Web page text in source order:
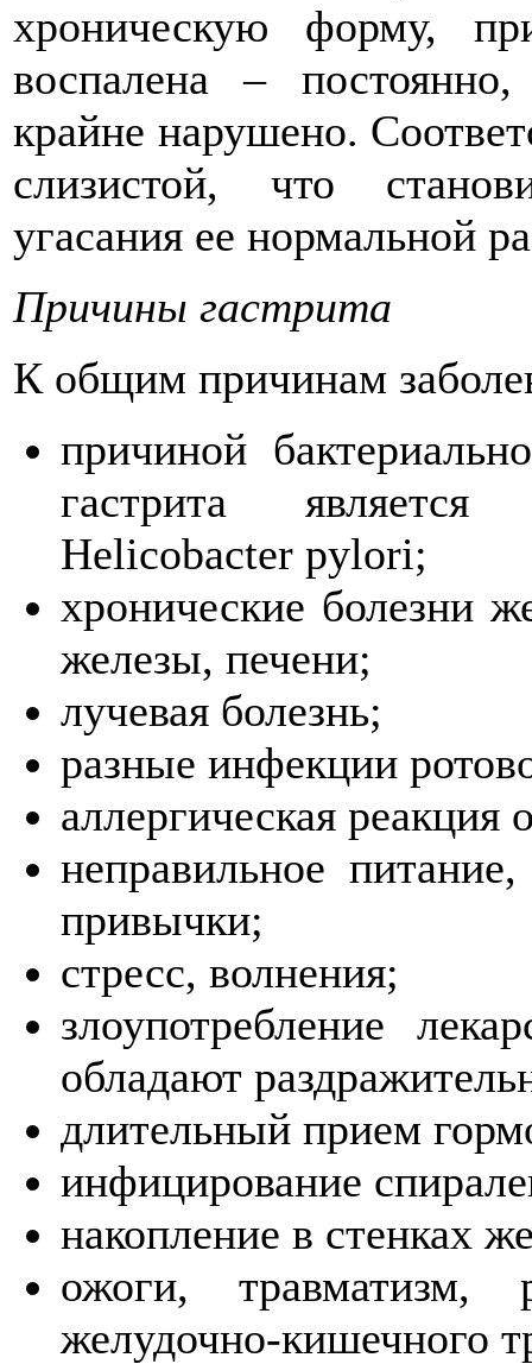
хроническую форму,
воспалена –
крайне нарушено.
слизистой, что
угасания ее нормальной
Причины гастрита
К общим причинам
причиной
гастрита является
Helicobacter pylori;
хронические болезни
железы, печени;
лучевая болезнь;
разные инфекции
аллергическая реакция
неправильное
привычки;
стресс, волнения;
злоупотребление
обладают
длительный прием
инфицирование
накопление в стенках
ожоги, травматизм,
желудочно-кишечного